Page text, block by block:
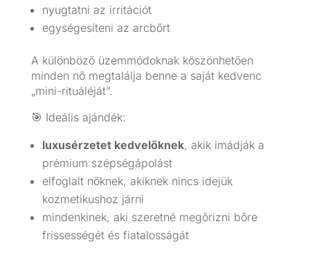
nyugtatni az irritációt
egységesíteni az arcbőrt
A különböző üzemmódoknak köszönhetően
minden nő megtalálja benne a saját kedvenc
„mini-rituáléját”.
🎯 Ideális ajándék:
luxusérzetet kedvelőknek, akik imádják a
prémium szépségápolást
elfoglalt nőknek, akiknek nincs idejük
kozmetikushoz járni
mindenkinek, aki szeretné megőrizni bőre
frissességét és fiatalosságát